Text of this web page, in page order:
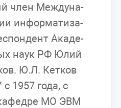
член Меж­ду­на­
ин­фор­ма­ти­за­
Ака­де­
наук РФ Юлий
Ю.Л. Кет­ков
1957 года, с
МО ЭВМ